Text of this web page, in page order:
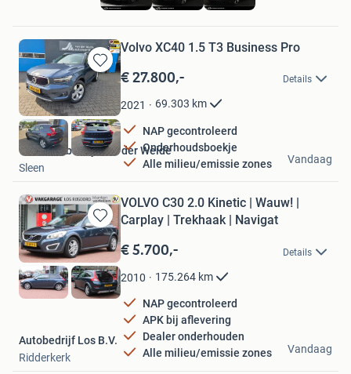
Bewaren
in
Mijn
Favorieten
Volvo XC40 1.5 T3 Business Pro
€ 27.800,- Details
2021 69.303 km
NAP gecontroleerd
Onderhoudsboekje
Alle milieu/emissie zones
VOF Autobedrijf van der Weide
Sleen
Vandaag
Bewaren
in
Mijn
Favorieten
VOLVO C30 2.0 Kinetic | Wauw! |
Carplay | Trekhaak | Navigat
€ 5.700,- Details
2010 175.264 km
NAP gecontroleerd
APK bij aflevering
Dealer onderhouden
Alle milieu/emissie zones
Autobedrijf Los B.V.
Ridderkerk
Vandaag